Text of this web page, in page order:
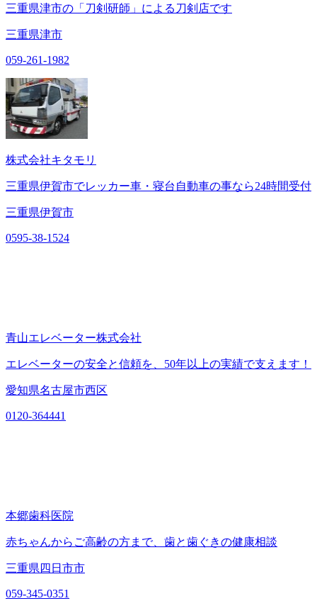
三重県津市の「刀剣研師」による刀剣店です
三重県津市
059-261-1982
株式会社キタモリ
三重県伊賀市でレッカー車・寝台自動車の事なら24時間受付
三重県伊賀市
0595-38-1524
青山エレベーター株式会社
エレベーターの安全と信頼を、50年以上の実績で支えます！
愛知県名古屋市西区
0120-364441
本郷歯科医院
赤ちゃんからご高齢の方まで、歯と歯ぐきの健康相談
三重県四日市市
059-345-0351